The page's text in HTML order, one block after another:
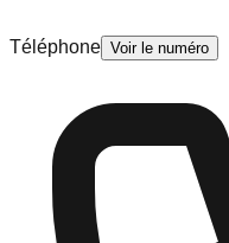
Téléphone Voir le numéro